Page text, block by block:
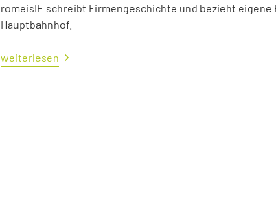
romeisIE schreibt Firmengeschichte und bezieht eigene
Hauptbahnhof.
weiterlesen